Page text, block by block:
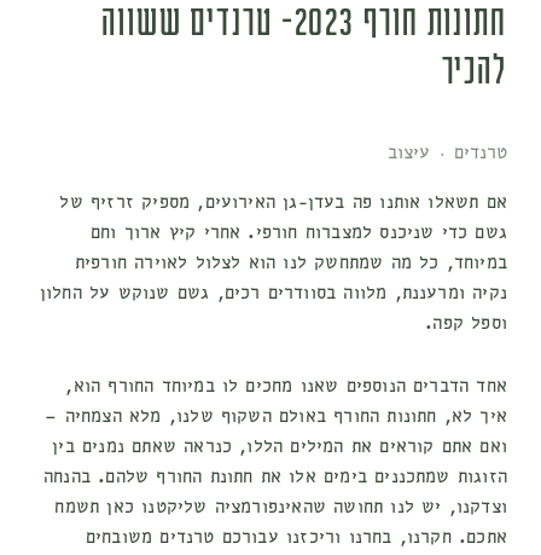
חתונות חורף 2023- טרנדים ששווה
להכיר
טרנדים · עיצוב
אם תשאלו אותנו פה בעדן-גן האירועים, מספיק זרזיף של
גשם כדי שניכנס למצברוח חורפי. אחרי קיץ ארוך וחם
במיוחד, כל מה שמתחשק לנו הוא לצלול לאוירה חורפית
נקיה ומרעננת, מלווה בסוודרים רכים, גשם שנוקש על החלון
וספל קפה.
אחד הדברים הנוספים שאנו מחכים לו במיוחד החורף הוא,
איך לא, חתונות החורף באולם השקוף שלנו, מלא הצמחיה –
ואם אתם קוראים את המילים הללו, כנראה שאתם נמנים בין
הזוגות שמתכננים בימים אלו את חתונת החורף שלהם. בהנחה
וצדקנו, יש לנו תחושה שהאינפורמציה שליקטנו כאן תשמח
אתכם. חקרנו, בחרנו וריכזנו עבורכם טרנדים משובחים